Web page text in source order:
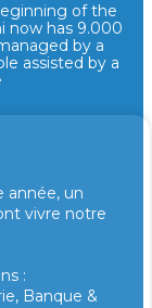
of the
now has 9.000
by a
assisted by a
année, un
vivre notre
:
Banque &